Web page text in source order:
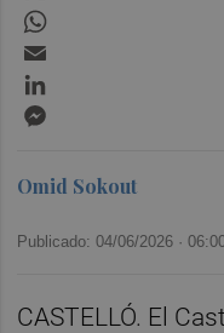
Omid Sokout
Publicado: 04/06/2026 ·
CASTELLÓ. El